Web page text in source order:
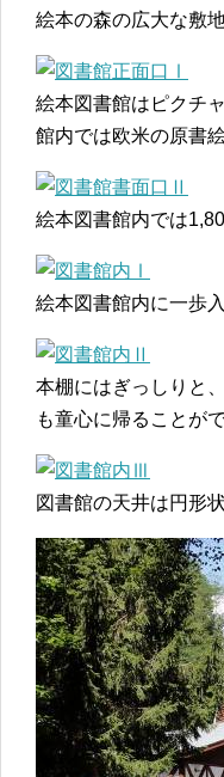
絵本の森の広大な敷
絵本図書館はピクチ
館内では欧米の原書
絵本図書館内では
絵本図書館内に一歩
本棚にはぎっしりと
も童心に帰ることがで
図書館の天井は円形